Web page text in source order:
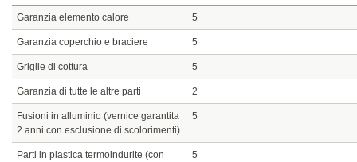
Garanzia elemento calore 5
Garanzia coperchio e braciere 5
Griglie di cottura 5
Garanzia di tutte le altre parti 2
Fusioni in alluminio (vernice garantita
2 anni con esclusione di scolorimenti)
5
Parti in plastica termoindurite (con
5